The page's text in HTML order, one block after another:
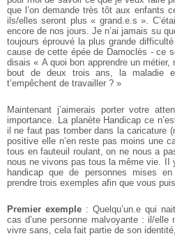
que l’on demande très tôt aux enfants
ils/elles seront plus « grand.e.s ».
encore de nos jours. Je n’ai jamais su
toujours éprouvé la plus grande
cause de cette épée de Damoclès - ce
disais « A quoi bon apprendre un métier,
bout de deux trois ans, la maladie
t’empêchent de travailler ? »
Maintenant j’aimerais porter votre
importance. La planète Handicap ce
il ne faut pas tomber dans la caricature
positive elle n’en reste pas moins une
tous en fauteuil roulant, on ne nous a
nous ne vivons pas tous la même vie. II
handicap que de personnes mises
prendre trois exemples afin que vous
Premier exemple : Quelqu’un.e qui
cas d’une personne malvoyante : il/
vivre sans, cela fait partie de son